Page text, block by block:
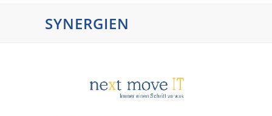
SYNERGIEN